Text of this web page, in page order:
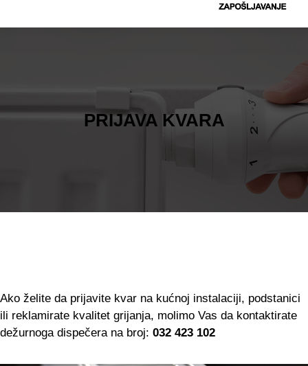
r
PRIJAVA KVARA
Ako želite da prijavite kvar na kućnoj instalaciji, podstanici
ili reklamirate kvalitet grijanja, molimo Vas da kontaktirate
dežurnoga dispečera na broj: 032 423 102